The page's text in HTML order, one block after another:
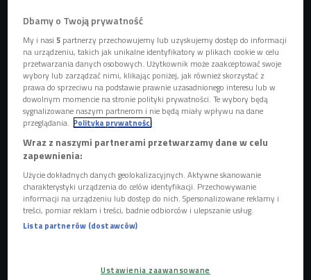
Jarecki. Scena Muzyczna Polskiego Radia
Foto: Cezary Piwowarski/Polskie
Radio
Dbamy o Twoją prywatność
My i nasi5 partnerzy przechowujemy lub uzyskujemy dostęp do informacji
na urządzeniu, takich jak unikalne identyfikatory w plikach cookie w celu
przetwarzania danych osobowych. Użytkownik może zaakceptować swoje
wybory lub zarządzać nimi, klikając poniżej, jak również skorzystać z
prawa do sprzeciwu na podstawie prawnie uzasadnionego interesu lub w
dowolnym momencie na stronie polityki prywatności. Te wybory będą
sygnalizowane naszym partnerom i nie będą miały wpływu na dane
przeglądania. Polityka prywatności
Wraz z naszymi partnerami przetwarzamy dane w celu
zapewnienia:
Użycie dokładnych danych geolokalizacyjnych. Aktywne skanowanie
charakterystyki urządzenia do celów identyfikacji. Przechowywanie
informacji na urządzeniu lub dostęp do nich. Spersonalizowane reklamy i
treści, pomiar reklam i treści, badnie odbiorców i ulepszanie usług.
Lista partnerów (dostawców)
Ustawienia zaawansowane